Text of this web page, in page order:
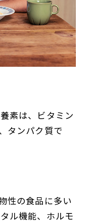
素は、ビタミン
タンパク質で
性の食品に多い
ル機能、ホルモ